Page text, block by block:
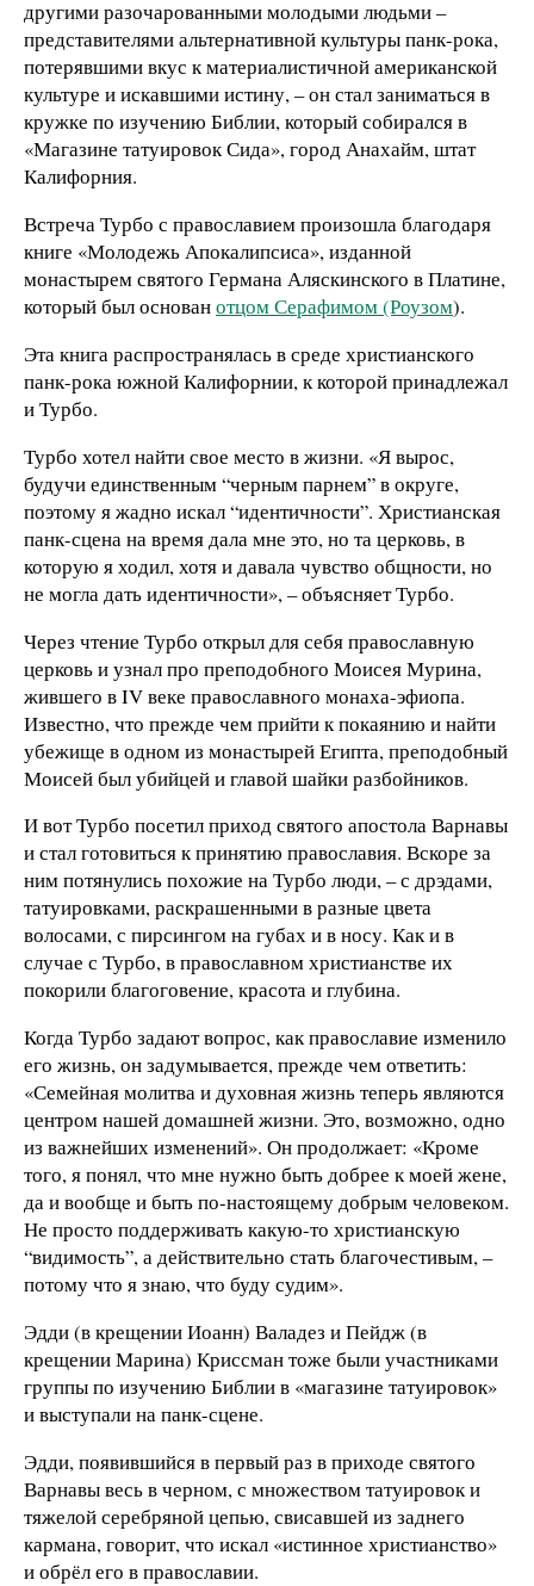
другими разочарованными молодыми людьми –
представителями альтернативной культуры панк-рока,
потерявшими вкус к материалистичной американской
культуре и искавшими истину, – он стал заниматься в
кружке по изучению Библии, который собирался в
«Магазине татуировок Сида», город Анахайм, штат
Калифорния.
Встреча Турбо с православием произошла благодаря
книге «Молодежь Апокалипсиса», изданной
монастырем святого Германа Аляскинского в Платине,
который был основанотцом Серафимом (Роузом).
Эта книга распространялась в среде христианского
панк-рока южной Калифорнии, к которой принадлежал
и Турбо.
Турбо хотел найти свое место в жизни. «Я вырос,
будучи единственным “черным парнем” в округе,
поэтому я жадно искал “идентичности”. Христианская
панк-сцена на время дала мне это, но та церковь, в
которую я ходил, хотя и давала чувство общности, но
не могла дать идентичности», – объясняет Турбо.
Через чтение Турбо открыл для себя православную
церковь и узнал про преподобного Моисея Мурина,
жившего в IV веке православного монаха-эфиопа.
Известно, что прежде чем прийти к покаянию и найти
убежище в одном из монастырей Египта, преподобный
Моисей был убийцей и главой шайки разбойников.
И вот Турбо посетил приход святого апостола Варнавы
и стал готовиться к принятию православия. Вскоре за
ним потянулись похожие на Турбо люди, – с дрэдами,
татуировками, раскрашенными в разные цвета
волосами, с пирсингом на губах и в носу. Как и в
случае с Турбо, в православном христианстве их
покорили благоговение, красота и глубина.
Когда Турбо задают вопрос, как православие изменило
его жизнь, он задумывается, прежде чем ответить:
«Семейная молитва и духовная жизнь теперь являются
центром нашей домашней жизни. Это, возможно, одно
из важнейших изменений». Он продолжает: «Кроме
того, я понял, что мне нужно быть добрее к моей жене,
да и вообще и быть по-настоящему добрым человеком.
Не просто поддерживать какую-то христианскую
“видимость”, а действительно стать благочестивым, –
потому что я знаю, что буду судим».
Эдди (в крещении Иоанн) Валадез и Пейдж (в
крещении Марина) Криссман тоже были участниками
группы по изучению Библии в «магазине татуировок»
и выступали на панк-сцене.
Эдди, появившийся в первый раз в приходе святого
Варнавы весь в черном, с множеством татуировок и
тяжелой серебряной цепью, свисавшей из заднего
кармана, говорит, что искал «истинное христианство»
и обрёл его в православии.